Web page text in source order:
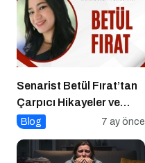
Senarist Betül Fırat’tan
Çarpıcı Hikayeler ve
Şarkılar
Blog 7 ay önce